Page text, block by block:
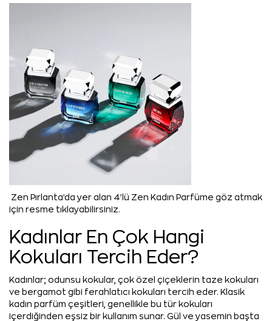
Zen Pırlanta'da yer alan 4'lü Zen Kadın Parfüme göz atmak
için resme tıklayabilirsiniz.
Kadınlar En Çok Hangi
Kokuları Tercih Eder?
Kadınlar; odunsu kokular, çok özel çiçeklerin taze kokuları
ve bergamot gibi ferahlatıcı kokuları tercih eder. Klasik
kadın parfüm çeşitleri, genellikle bu tür kokuları
içerdiğinden eşsiz bir kullanım sunar. Gül ve yasemin başta